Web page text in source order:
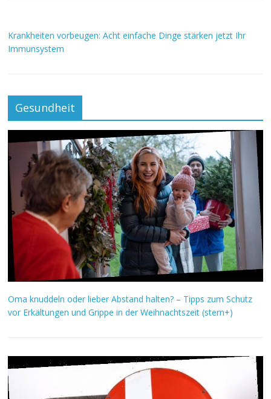
Krankheiten vorbeugen: Acht einfache Dinge stärken jetzt Ihr
Immunsystem
Gesundheit
Oma knuddeln oder lieber Abstand halten? – Tipps zum Schutz
vor Erkältungen und Grippe in der Weihnachtszeit (stern+)